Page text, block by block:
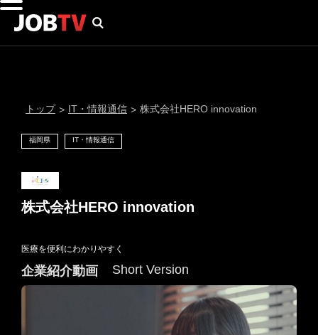
通知設定
トップ > IT・情報通信 > 株式会社HERO innovation
福岡県 IT・情報通信
株式会社HERO innovation
医療を便利にわかりやすく
企業紹介動画 Short Version
にはプロフィール画像のアップロードが必要です
会員登録する ＞